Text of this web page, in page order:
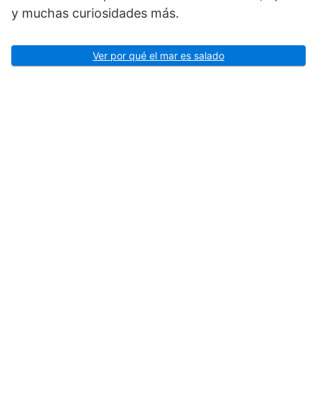
y muchas curiosidades más.
Ver por qué el mar es salado